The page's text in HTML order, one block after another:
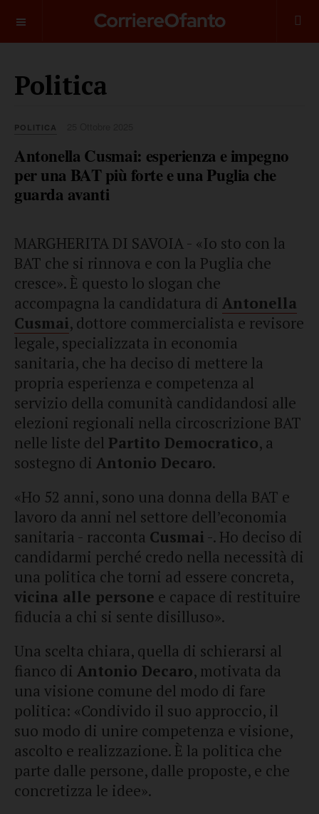
Politica
POLITICA
Antonella Cusmai: esperienza e impegno
per una BAT più forte e una Puglia che
guarda avanti
MARGHERITA DI SAVOIA - «Io sto con la
BAT che si rinnova e con la Puglia che
cresce». È questo lo slogan che
accompagna la candidatura di Antonella
Cusmai, dottore commercialista e revisore
legale, specializzata in economia
sanitaria, che ha deciso di mettere la
propria esperienza e competenza al
servizio della comunità candidandosi alle
elezioni regionali nella circoscrizione BAT
nelle liste del Partito Democratico, a
sostegno di Antonio Decaro.
«Ho 52 anni, sono una donna della BAT e
lavoro da anni nel settore dell’economia
sanitaria - racconta Cusmai -. Ho deciso di
candidarmi perché credo nella necessità di
una politica che torni ad essere concreta,
vicina alle persone e capace di restituire
fiducia a chi si sente disilluso».
Una scelta chiara, quella di schierarsi al
fianco di Antonio Decaro, motivata da
una visione comune del modo di fare
politica: «Condivido il suo approccio, il
suo modo di unire competenza e visione,
ascolto e realizzazione. È la politica che
parte dalle persone, dalle proposte, e che
concretizza le idee».